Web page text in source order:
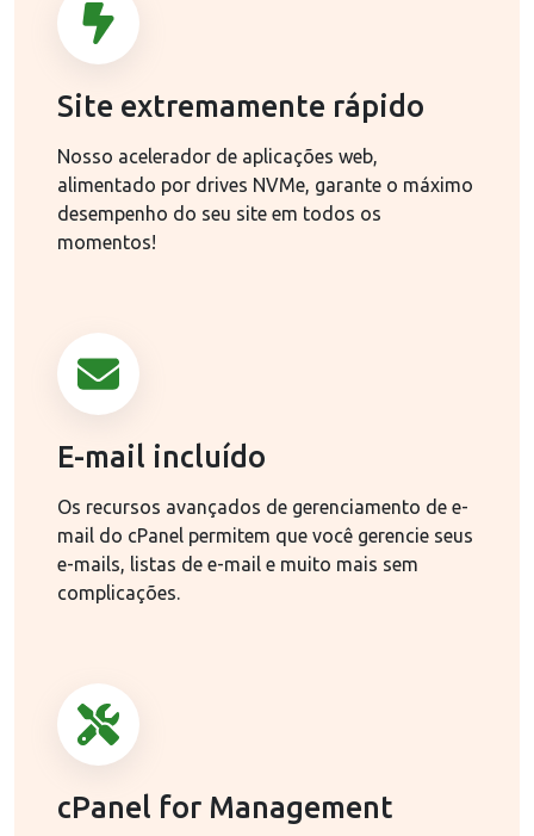
Site extremamente rápido
Nosso acelerador de aplicações web,
alimentado por drives NVMe, garante o máximo
desempenho do seu site em todos os
momentos!
E-mail incluído
Os recursos avançados de gerenciamento de e-
mail do cPanel permitem que você gerencie seus
e-mails, listas de e-mail e muito mais sem
complicações.
cPanel for Management